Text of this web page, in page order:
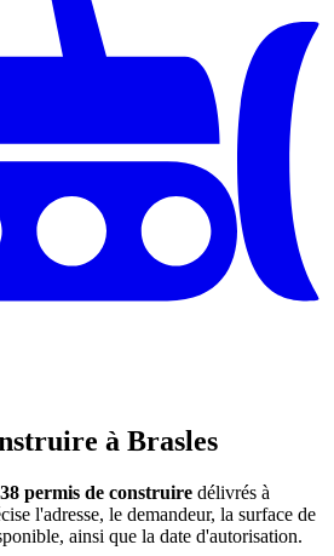
à Brasles
38 permis de construire délivrés à
l'adresse, le demandeur, la surface de
ainsi que la date d'autorisation.